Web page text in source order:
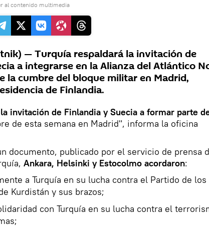
al contenido multimedia
— Turquía respaldará la invitación de
a integrarse en la Alianza del Atlántico
la cumbre del bloque militar en Madrid,
de Finlandia.
invitación de Finlandia y Suecia a formar parte
de esta semana en Madrid", informa la oficina
documento, publicado por el servicio de prensa
Ankara, Helsinki y Estocolmo acordaron:
a Turquía en su lucha contra el Partido de los
Kurdistán y sus brazos;
con Turquía en su lucha contra el